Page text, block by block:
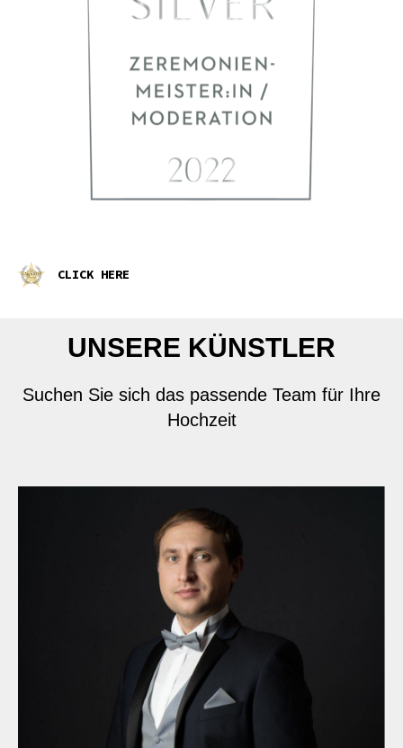
CLICK HERE
UNSERE KÜNSTLER
Suchen Sie sich das passende Team für Ihre
Hochzeit